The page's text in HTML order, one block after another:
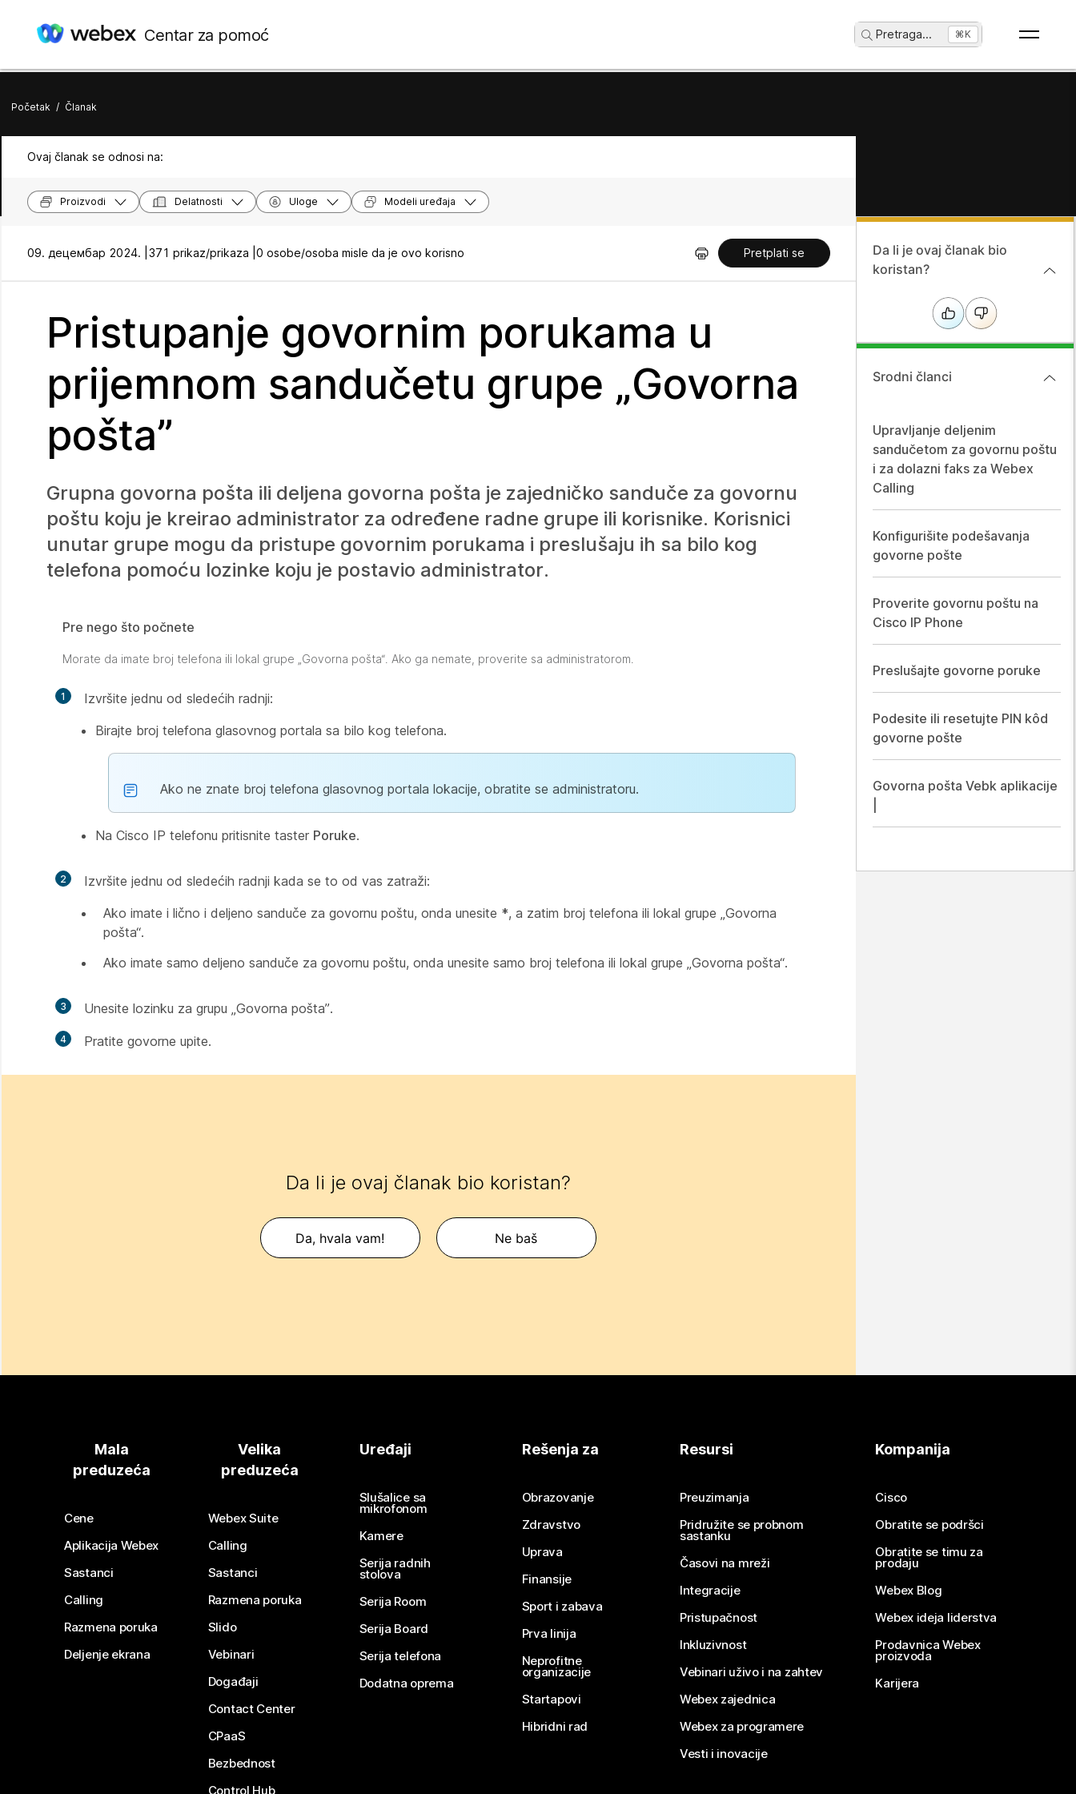
Centar za pomoć Pretraga... ⌘K
Početak / Članak
Ovaj članak se odnosi na:
Proizvodi Delatnosti Uloge Modeli uređaja
09. децембар 2024. | 371 prikaz/prikaza | 0 osobe/osoba misle da je ovo korisno Pretplati se
Pristupanje govornim porukama u
prijemnom sandučetu grupe „Govorna
pošta”
Grupna govorna pošta ili deljena govorna pošta je zajedničko sanduče za govornu
poštu koju je kreirao administrator za određene radne grupe ili korisnike. Korisnici
unutar grupe mogu da pristupe govornim porukama i preslušaju ih sa bilo kog
telefona pomoću lozinke koju je postavio administrator.
Pre nego što počnete
Morate da imate broj telefona ili lokal grupe „Govorna pošta“. Ako ga nemate, proverite sa administratorom.
1
Izvršite jednu od sledećih radnji:
Birajte broj telefona glasovnog portala sa bilo kog telefona.
Ako ne znate broj telefona glasovnog portala lokacije, obratite se administratoru.
Na Cisco IP telefonu pritisnite taster Poruke.
2
Izvršite jednu od sledećih radnji kada se to od vas zatraži:
Ako imate i lično i deljeno sanduče za govornu poštu, onda unesite *, a zatim broj telefona ili lokal grupe „Govorna
pošta“.
Ako imate samo deljeno sanduče za govornu poštu, onda unesite samo broj telefona ili lokal grupe „Govorna pošta“.
3 Unesite lozinku za grupu „Govorna pošta”.
4 Pratite govorne upite.
Da li je ovaj članak bio koristan?
Da, hvala vam! Ne baš
Da li je ovaj članak bio
koristan?
Srodni članci
Upravljanje deljenim
sandučetom za govornu poštu
i za dolazni faks za Webex
Calling
Konfigurišite podešavanja
govorne pošte
Proverite govornu poštu na
Cisco IP Phone
Preslušajte govorne poruke
Podesite ili resetujte PIN kôd
govorne pošte
Govorna pošta Vebk aplikacije
Mala
preduzeća
Cene
Aplikacija Webex
Sastanci
Calling
Razmena poruka
Deljenje ekrana
Velika
preduzeća
Webex Suite
Calling
Sastanci
Razmena poruka
Slido
Vebinari
Događaji
Contact Center
CPaaS
Bezbednost
Control Hub
Uređaji
Slušalice sa
mikrofonom
Kamere
Serija radnih
stolova
Serija Room
Serija Board
Serija telefona
Dodatna oprema
Rešenja za
Obrazovanje
Zdravstvo
Uprava
Finansije
Sport i zabava
Prva linija
Neprofitne
organizacije
Startapovi
Hibridni rad
Resursi
Preuzimanja
Pridružite se probnom
sastanku
Časovi na mreži
Integracije
Pristupačnost
Inkluzivnost
Vebinari uživo i na zahtev
Webex zajednica
Webex za programere
Vesti i inovacije
Kompanija
Cisco
Obratite se podršci
Obratite se timu za
prodaju
Webex Blog
Webex ideja liderstva
Prodavnica Webex
proizvoda
Karijera